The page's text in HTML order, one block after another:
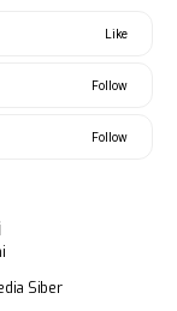
Like
Follow
Follow
Siber